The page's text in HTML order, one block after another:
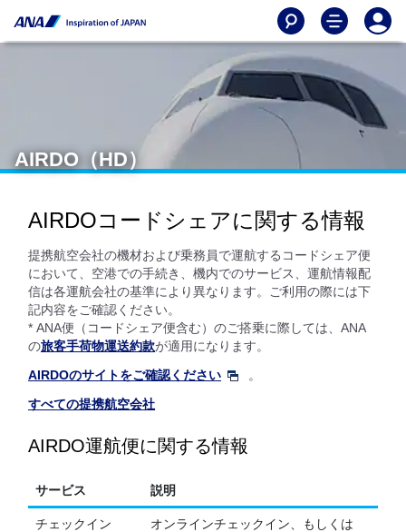
AIRDO（HD）
AIRDOコードシェアに関する情報
提携航空会社の機材および乗務員で運航するコードシェア便
において、空港での手続き、機内でのサービス、運航情報配
信は各運航会社の基準により異なります。ご利用の際には下
記内容をご確認ください。
* ANA便（コードシェア便含む）のご搭乗に際しては、ANA
の旅客手荷物運送約款が適用になります。
AIRDOのサイトをご確認ください
。
すべての提携航空会社
AIRDO運航便に関する情報
サービス 説明
チェックイン
オンラインチェックイン、もしくは